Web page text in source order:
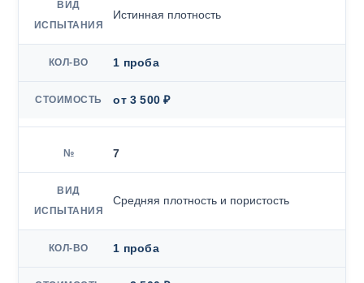
Истинная плотность
1 проба
от 3 500 ₽
7
Средняя плотность и пористость
1 проба